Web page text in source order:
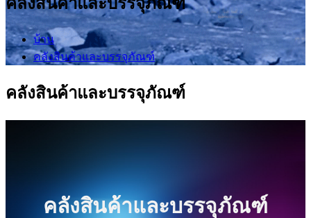
บ้าน
คลังสินค้าและบรรจุภัณฑ์
คลังสินค้าและบรรจุภัณฑ์
คลังสินค้าและบรรจุภัณฑ์